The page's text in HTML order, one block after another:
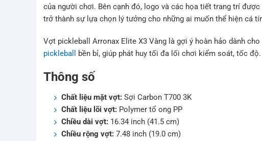
của người chơi. Bên cạnh đó, logo và các họa tiết trang trí
trở thành sự lựa chọn lý tưởng cho những ai muốn thể hiện cá
Vợt pickleball Arronax Elite X3 Vàng là gợi ý hoàn hảo dành
pickleball
bền bỉ, giúp phát huy tối đa lối chơi kiểm soát, tốc độ.
Thông số
Chất liệu mặt vợt: Sợi Carbon T700 3K
Chất liệu lõi vợt: Polymer tổ ong PP
Chiều dài vợt: 16.34 inch (41.5 cm)
Chiều rộng vợt: 7.48 inch (19.0 cm)